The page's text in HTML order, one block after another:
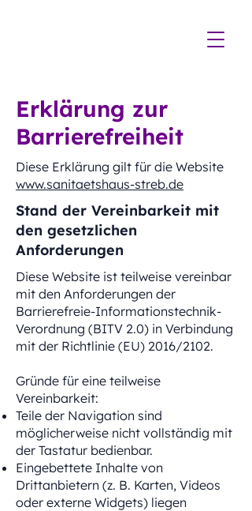
Erklärung zur
Barrierefreiheit
Diese Erklärung gilt für die Website
www.sanitaetshaus-streb.de
Stand der Vereinbarkeit mit
den gesetzlichen
Anforderungen
Diese Website ist teilweise vereinbar
mit den Anforderungen der
Barrierefreie-Informationstechnik-
Verordnung (BITV 2.0) in Verbindung
mit der Richtlinie (EU) 2016/2102.
Gründe für eine teilweise
Vereinbarkeit:​​
Teile der Navigation sind
möglicherweise nicht vollständig mit
der Tastatur bedienbar.
Eingebettete Inhalte von
Drittanbietern (z. B. Karten, Videos
oder externe Widgets) liegen